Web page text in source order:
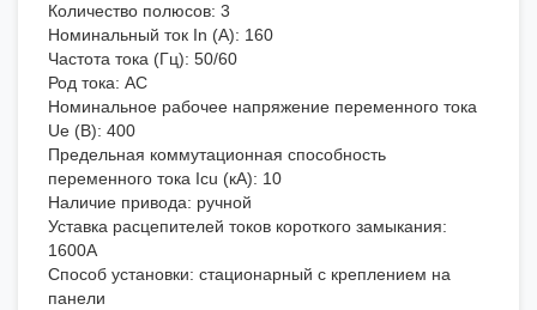
Количество полюсов: 3
Номинальный ток In (А): 160
Частота тока (Гц): 50/60
Род тока: AC
Номинальное рабочее напряжение переменного тока
Ue (В): 400
Предельная коммутационная способность
переменного тока Icu (кА): 10
Наличие привода: ручной
Уставка расцепителей токов короткого замыкания:
1600А
Способ установки: стационарный с креплением на
панели